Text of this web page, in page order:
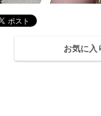
お気に入